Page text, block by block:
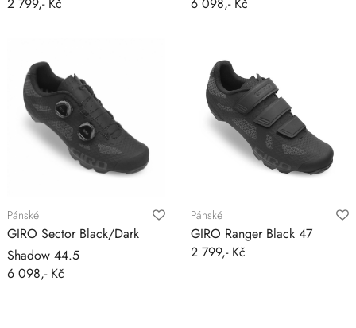
Pánské
GIRO Sector Black/Dark
Shadow 44.5
6 098,- Kč
Pánské
GIRO Ranger Black 47
2 799,- Kč